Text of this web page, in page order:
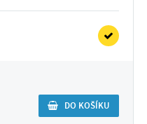
DO KOŠÍKU